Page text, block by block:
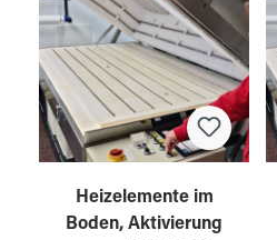
Heizelemente im
Boden, Aktivierung